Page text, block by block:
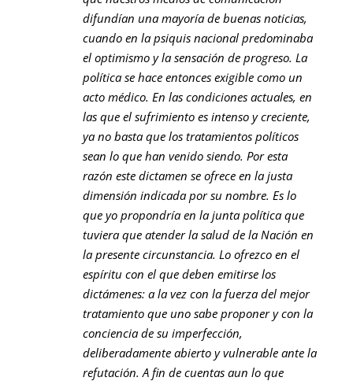
difundían una mayoría de buenas noticias,
cuando en la psiquis nacional predominaba
el optimismo y la sensación de progreso. La
política se hace entonces exigible como un
acto médico. En las condiciones actuales, en
las que el sufrimiento es intenso y creciente,
ya no basta que los tratamientos políticos
sean lo que han venido siendo. Por esta
razón este dictamen se ofrece en la justa
dimensión indicada por su nombre. Es lo
que yo propondría en la junta política que
tuviera que atender la salud de la Nación en
la presente circunstancia. Lo ofrezco en el
espíritu con el que deben emitirse los
dictámenes: a la vez con la fuerza del mejor
tratamiento que uno sabe proponer y con la
conciencia de su imperfección,
deliberadamente abierto y vulnerable ante la
refutación. A fin de cuentas aun lo que